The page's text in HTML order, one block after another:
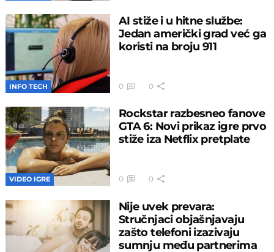
INFO TECH
AI stiže i u hitne službe:
Jedan američki grad već ga
koristi na broju 911
0 0
VIDEO IGRE
Rockstar razbesneo fanove
GTA 6: Novi prikaz igre prvo
stiže iza Netflix pretplate
0 0
Nije uvek prevara:
Stručnjaci objašnjavaju
zašto telefoni izazivaju
sumnju među partnerima